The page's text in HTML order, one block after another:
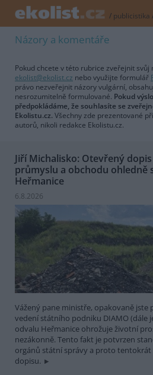
/ publicistika
Názory a komentáře
Pokud chcete v této rubrice zveřejnit svůj
ekolist@ekolist.cz nebo využijte formulář
právo nezveřejnit názory vulgární,
nesrozumitelně formulované. Pokud
předpokládáme, že souhlasíte se
Ekolistu.cz. Všechny zde prezentované
autorů, nikoli redakce Ekolistu.cz.
Jiří Michalisko: Otevřený
průmyslu a obchodu ohledně
Heřmanice
6.8.2026
Vážený pane ministře, opakovaně jste
vedení státního podniku DIAMO (dále
odvalu Heřmanice ohrožuje životní
nezákonně. Tento fakt je potvrzen
orgánů státní správy a proto
dopisu.